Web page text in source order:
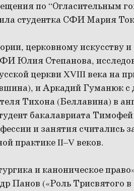
по “Огласительным
студентка СФИ Мария
церковному искусству
Юлия Степанова,
церкви XVIII века на
и Аркадий Гуманюк с
Тихона (Беллавина) в
бакалавриата
и занятия считались
практике II–V веков.
и каноническое
Панов («Роль Трисвятого в